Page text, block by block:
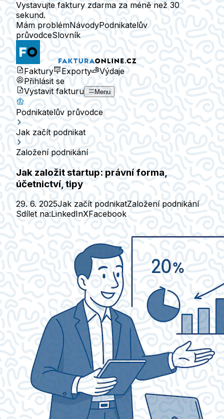
Vystavujte faktury zdarma za méně než 30
sekund.
Mám problémNávodyPodnikatelův
průvodceSlovník
Faktury Exporty
Výdaje
Přihlásit se
Vystavit fakturu
Menu
Podnikatelův průvodce
Jak začít podnikat
Založení podnikání
Jak založit startup: právní forma,
účetnictví, tipy
29. 6. 2025Jak začít podnikatZaložení podnikání
Sdílet na:LinkedInXFacebook